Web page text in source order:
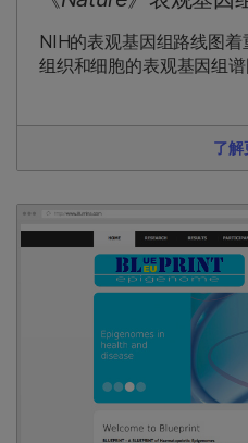
NIH的表观基因组路线图
组织和细胞的表观基因组谱
了解